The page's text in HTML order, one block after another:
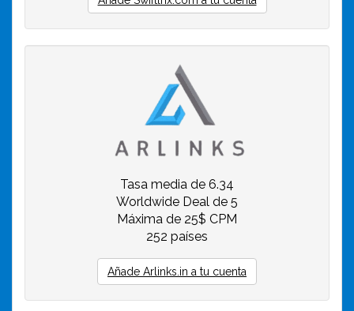
Tasa media de 6.34
Worldwide Deal de 5
Máxima de 25$ CPM
252 países
Añade Arlinks.in a tu cuenta